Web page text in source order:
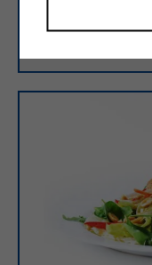
Petto di